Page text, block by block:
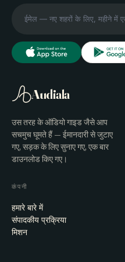
Audiala
उस तरह के ऑडियो गाइड जैसे आप
सचमुच घूमते हैं — ईमानदारी से जुटाए
गए, सड़क के लिए सुनाए गए, एक बार
डाउनलोड किए गए।
कंपनी
हमारे बारे में
संपादकीय प्रक्रिया
मिशन